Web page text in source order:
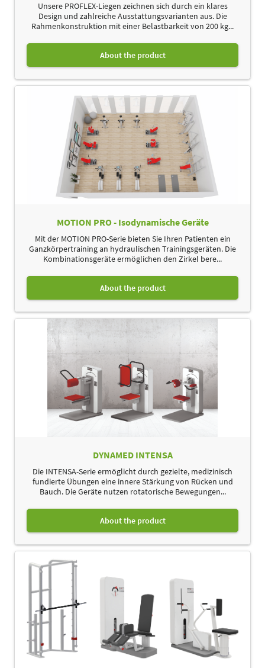
Unsere PROFLEX-Liegen zeichnen sich durch ein klares
Design und zahlreiche Ausstattungsvarianten aus. Die
Rahmenkonstruktion mit einer Belastbarkeit von 200 kg...
About the product
MOTION PRO - Isodynamische Geräte
Mit der MOTION PRO-Serie bieten Sie Ihren Patienten ein
Ganzkörpertraining an hydraulischen Trainingsgeräten. Die
Kombinationsgeräte ermöglichen den Zirkel bere...
About the product
DYNAMED INTENSA
Die INTENSA-Serie ermöglicht durch gezielte, medizinisch
fundierte Übungen eine innere Stärkung von Rücken und
Bauch. Die Geräte nutzen rotatorische Bewegungen...
About the product